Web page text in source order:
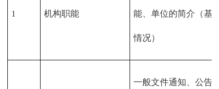
1 机构职能 能、单位的简介（基
情况）
一般文件通知、公告